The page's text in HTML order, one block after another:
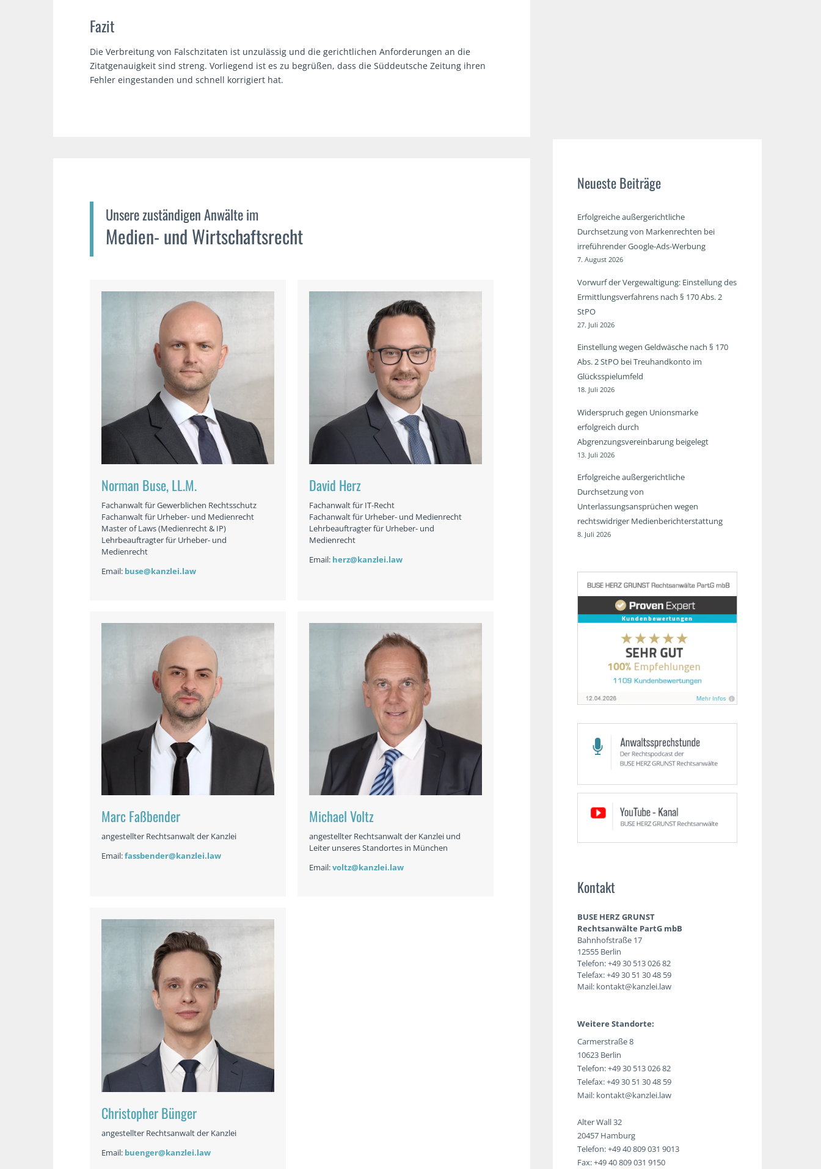
Fazit
Die Verbreitung von Falschzitaten ist unzulässig und die gerichtlichen Anforderungen an die
Zitatgenauigkeit sind streng. Vorliegend ist es zu begrüßen, dass die Süddeutsche Zeitung ihren
Fehler eingestanden und schnell korrigiert hat.
Unsere zuständigen Anwälte im
Medien- und Wirtschaftsrecht
Norman Buse, LL.M.
Fachanwalt für Gewerblichen Rechtsschutz
Fachanwalt für Urheber- und Medienrecht
Master of Laws (Medienrecht & IP)
Lehrbeauftragter für Urheber- und
Medienrecht
Email: buse@kanzlei.law
David Herz
Fachanwalt für IT-Recht
Fachanwalt für Urheber- und Medienrecht
Lehrbeauftragter für Urheber- und
Medienrecht
Email: herz@kanzlei.law
Marc Faßbender
angestellter Rechtsanwalt der Kanzlei
Email:fassbender@kanzlei.law
Michael Voltz
angestellter Rechtsanwalt der Kanzlei und
Leiter unseres Standortes in München
Email:voltz@kanzlei.law
Christopher Bünger
angestellter Rechtsanwalt der Kanzlei
Email: buenger@kanzlei.law
Neueste Beiträge
Erfolgreiche außergerichtliche
Durchsetzung von Markenrechten bei
irreführender Google-Ads-Werbung
7. August 2026
Vorwurf der Vergewaltigung: Einstellung des
Ermittlungsverfahrens nach § 170 Abs. 2
StPO
27. Juli 2026
Einstellung wegen Geldwäsche nach § 170
Abs. 2 StPO bei Treuhandkonto im
Glücksspielumfeld
18. Juli 2026
Widerspruch gegen Unionsmarke
erfolgreich durch
Abgrenzungsvereinbarung beigelegt
13. Juli 2026
Erfolgreiche außergerichtliche
Durchsetzung von
Unterlassungsansprüchen wegen
rechtswidriger Medienberichterstattung
8. Juli 2026
Kontakt
BUSE HERZ GRUNST
Rechtsanwälte PartG mbB
Bahnhofstraße 17
12555 Berlin
Telefon:+49 30 513 026 82
Telefax: +49 30 51 30 48 59
Mail: kontakt@kanzlei.law
Weitere Standorte:
Carmerstraße 8
10623 Berlin
Telefon:+49 30 513 026 82
Telefax: +49 30 51 30 48 59
Mail: kontakt@kanzlei.law
Alter Wall 32
20457 Hamburg
Telefon:+49 40 809 031 9013
Fax: +49 40 809 031 9150